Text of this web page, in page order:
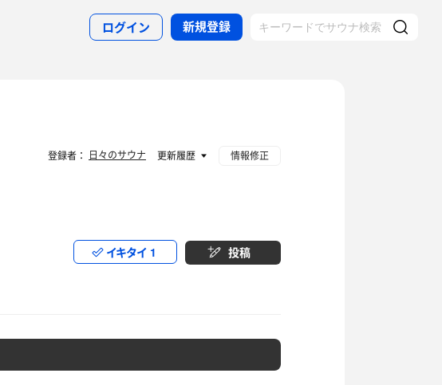
ログイン 新規登録
イキタイ 1 投稿
登録者： 日々のサウナ 更新履歴 情報修正